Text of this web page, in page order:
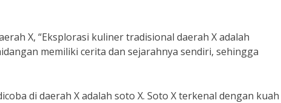
X, “Eksplorasi kuliner tradisional daerah X adalah
memiliki cerita dan sejarahnya sendiri, sehingga
di daerah X adalah soto X. Soto X terkenal dengan kuah